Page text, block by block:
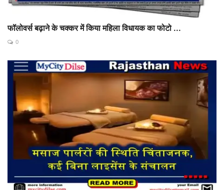
फॉलोवर्स बढ़ाने के चक्कर में किया महिला विधायक का फोटो ...
0